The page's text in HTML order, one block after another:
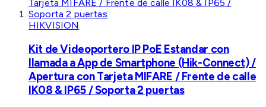
HIKVISION
Kit de Videoportero IP PoE Estandar con
llamada a App de Smartphone (Hik-Connect) /
Apertura con Tarjeta MIFARE / Frente de calle
IK08 & IP65 / Soporta 2 puertas